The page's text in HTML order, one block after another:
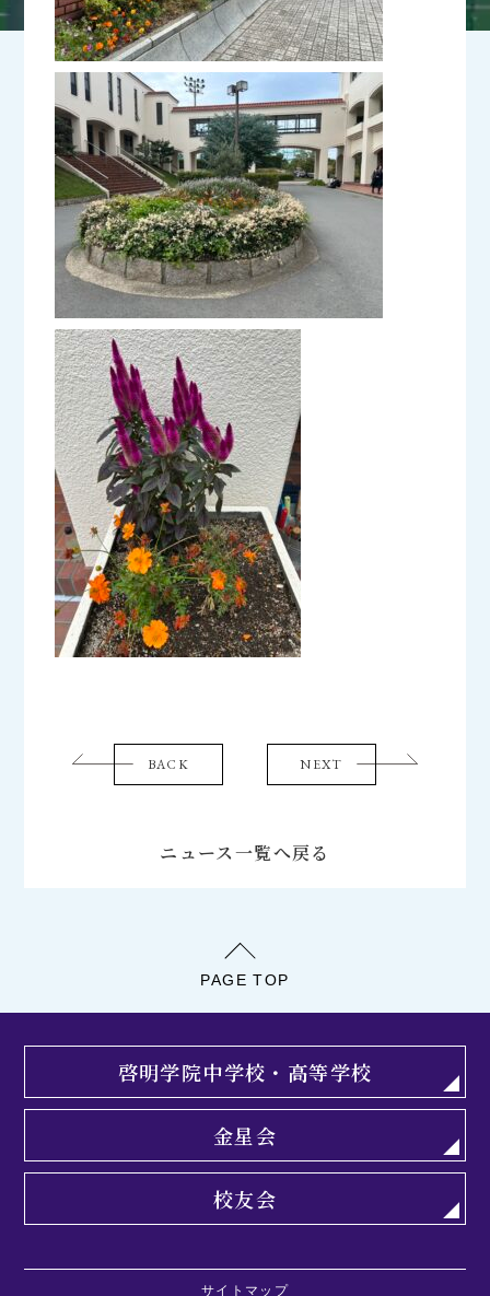
BACK NEXT
ニュース一覧へ戻る
啓明学院中学校・高等学校
金星会
校友会
サイトマップ
PAGE TOP